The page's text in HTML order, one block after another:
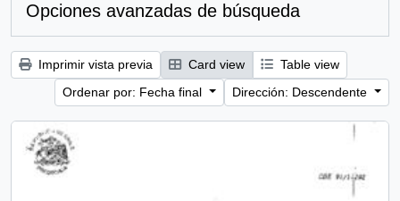
Opciones avanzadas de búsqueda
Imprimir vista previa Card view
Table view
Ordenar por: Fecha final
Dirección: Descendente